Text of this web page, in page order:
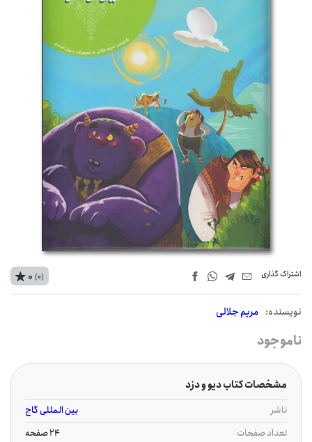
اشتراک‌ گذاری
نويسنده: مریم جلالی
0 (0)
ناموجود
مشخصات کتاب دیو و دزد
ناشر
بین المللی گاج
تعداد صفحات
24 صفحه